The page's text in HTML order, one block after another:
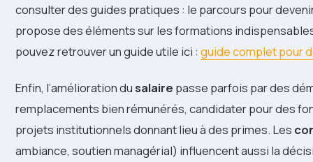
consulter des guides pratiques : le parcours pour
propose des éléments sur les formations
pouvez retrouver un guide utile ici : guide complet pour
Enfin, l’amélioration dusalaire passe parfois par des
remplacements bien rémunérés, candidater pour des
projets institutionnels donnant lieu à des primes. Les
ambiance, soutien managérial) influencent aussi la